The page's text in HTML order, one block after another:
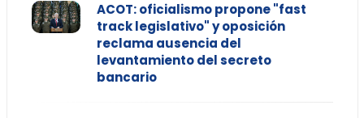
ACOT: oficialismo propone "fast
track legislativo" y oposición
reclama ausencia del
levantamiento del secreto
bancario